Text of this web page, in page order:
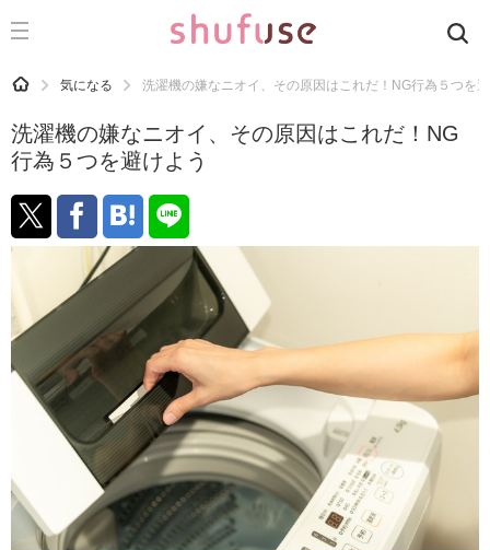
CATEGORY 記事カテゴリ
運気
洗濯
生活の知恵
掃除
マナー
趣味
食材辞典
おすすめ
HOME 気になる 洗濯機の嫌なニオイ、その原因はこれだ！NG行為５つを
洗濯機の嫌なニオイ、その原因はこれだ！NG
行為５つを避けよう